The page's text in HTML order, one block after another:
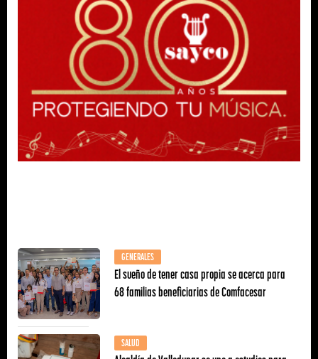
GENERALES
El sueño de tener casa propia se acerca para
68 familias beneficiarias de Comfacesar
SALUD